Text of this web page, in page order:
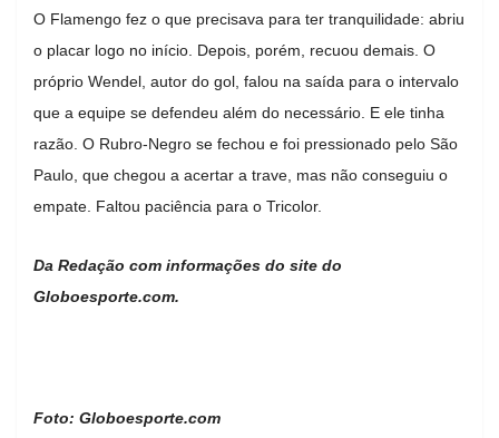
O Flamengo fez o que precisava para ter tranquilidade: abriu
o placar logo no início. Depois, porém, recuou demais. O
próprio Wendel, autor do gol, falou na saída para o intervalo
que a equipe se defendeu além do necessário. E ele tinha
razão. O Rubro-Negro se fechou e foi pressionado pelo São
Paulo, que chegou a acertar a trave, mas não conseguiu o
empate. Faltou paciência para o Tricolor.
Da Redação com informações do site do
Globoesporte.com.
Foto: Globoesporte.com